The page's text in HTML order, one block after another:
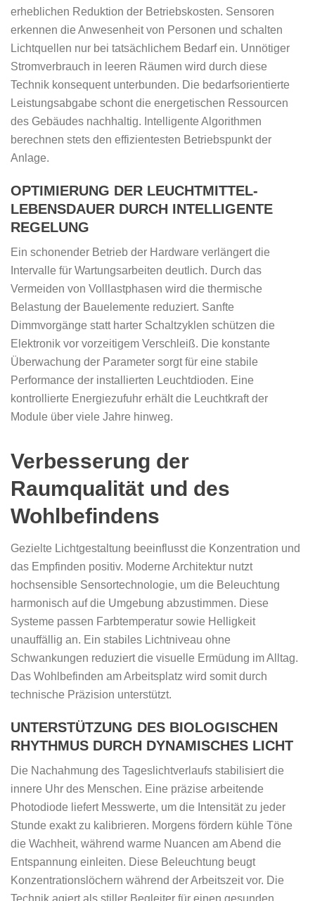
erheblichen Reduktion der Betriebskosten. Sensoren
erkennen die Anwesenheit von Personen und schalten
Lichtquellen nur bei tatsächlichem Bedarf ein. Unnötiger
Stromverbrauch in leeren Räumen wird durch diese
Technik konsequent unterbunden. Die bedarfsorientierte
Leistungsabgabe schont die energetischen Ressourcen
des Gebäudes nachhaltig. Intelligente Algorithmen
berechnen stets den effizientesten Betriebspunkt der
Anlage.
OPTIMIERUNG DER LEUCHTMITTEL-
LEBENSDAUER DURCH INTELLIGENTE
REGELUNG
Ein schonender Betrieb der Hardware verlängert die
Intervalle für Wartungsarbeiten deutlich. Durch das
Vermeiden von Volllastphasen wird die thermische
Belastung der Bauelemente reduziert. Sanfte
Dimmvorgänge statt harter Schaltzyklen schützen die
Elektronik vor vorzeitigem Verschleiß. Die konstante
Überwachung der Parameter sorgt für eine stabile
Performance der installierten Leuchtdioden. Eine
kontrollierte Energiezufuhr erhält die Leuchtkraft der
Module über viele Jahre hinweg.
Verbesserung der
Raumqualität und des
Wohlbefindens
Gezielte Lichtgestaltung beeinflusst die Konzentration und
das Empfinden positiv. Moderne Architektur nutzt
hochsensible Sensortechnologie, um die Beleuchtung
harmonisch auf die Umgebung abzustimmen. Diese
Systeme passen Farbtemperatur sowie Helligkeit
unauffällig an. Ein stabiles Lichtniveau ohne
Schwankungen reduziert die visuelle Ermüdung im Alltag.
Das Wohlbefinden am Arbeitsplatz wird somit durch
technische Präzision unterstützt.
UNTERSTÜTZUNG DES BIOLOGISCHEN
RHYTHMUS DURCH DYNAMISCHES LICHT
Die Nachahmung des Tageslichtverlaufs stabilisiert die
innere Uhr des Menschen. Eine präzise arbeitende
Photodiode liefert Messwerte, um die Intensität zu jeder
Stunde exakt zu kalibrieren. Morgens fördern kühle Töne
die Wachheit, während warme Nuancen am Abend die
Entspannung einleiten. Diese Beleuchtung beugt
Konzentrationslöchern während der Arbeitszeit vor. Die
Technik agiert als stiller Begleiter für einen gesunden